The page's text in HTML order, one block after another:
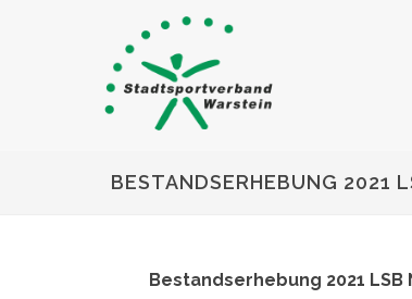
BESTANDSERHEBUNG 2021
Bestandserhebung 2021 LSB